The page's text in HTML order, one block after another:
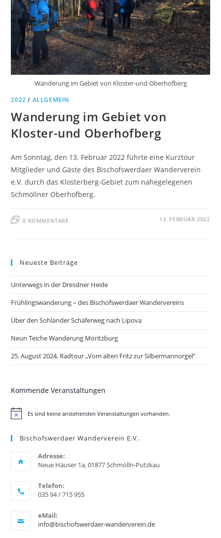
Wanderung im Gebiet von Kloster-und Oberhofberg
2022 / ALLGEMEIN
Wanderung im Gebiet von
Kloster-und Oberhofberg
Am Sonntag, den 13. Februar 2022 führte eine Kurztour
Mitglieder und Gäste des Bischofswerdaer Wanderverein
e.V. durch das Klosterberg-Gebiet zum nahegelegenen
Schmöllner Oberhofberg.
0 KOMMENTARE 13. FEBRUAR 2022
Neueste Beiträge
Unterwegs in der Dresdner Heide
Frühlingswanderung – des Bischofswerdaer Wandervereins
Über den Sohländer Schäferweg nach Lipova
Neun Teiche Wanderung Moritzburg
25. August 2024, Radtour „Vom alten Fritz zur Silbermannorgel“
Kommende Veranstaltungen
H
Es sind keine anstehenden Veranstaltungen vorhanden.
Bischofswerdaer Wanderverein E.V.
Adresse:
Neue Häuser 1a, 01877 Schmölln-Putzkau
Telefon:
035 94 / 715 955
eMail:
info@bischofswerdaer-wanderverein.de